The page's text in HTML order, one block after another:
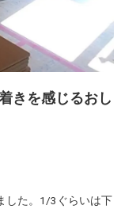
きを感じるおし
した。1/3ぐらいは下